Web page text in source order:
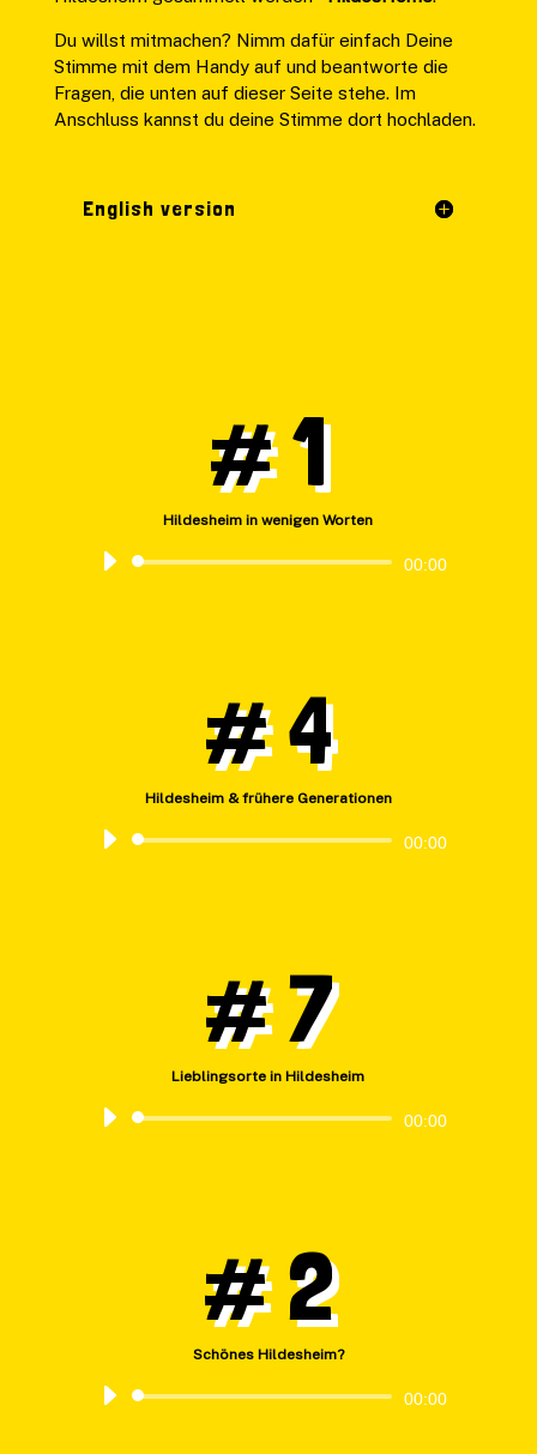
Du willst mitmachen? Nimm dafür einfach Deine
Stimme mit dem Handy auf und beantworte die
Fragen, die unten auf dieser Seite stehe. Im
Anschluss kannst du deine Stimme dort hochladen.
English version
# 1
Hildesheim in wenigen Worten
Audio-
00:00
# 4
Hildesheim & frühere Generationen
Audio-
00:00
# 7
Lieblingsorte in Hildesheim
Audio-
00:00
# 2
Schönes Hildesheim?
Audio-
00:00